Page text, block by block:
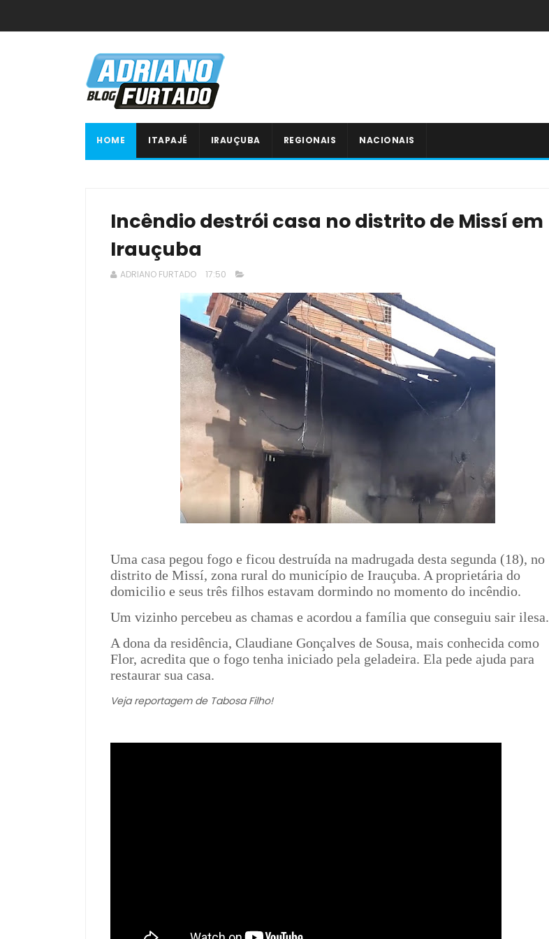
HOME ITAPAJÉ IRAUÇUBA REGIONAIS NACIONAIS
Incêndio destrói casa no distrito de Missí em
Irauçuba
ADRIANO FURTADO 17:50
Uma casa pegou fogo e ficou destruída na madrugada desta segunda (18), no
distrito de Missí, zona rural do município de Irauçuba. A proprietária do
domicilio e seus três filhos estavam dormindo no momento do incêndio.
Um vizinho percebeu as chamas e acordou a família que conseguiu sair ilesa.
A dona da residência, Claudiane Gonçalves de Sousa, mais conhecida como
Flor, acredita que o fogo tenha iniciado pela geladeira. Ela pede ajuda para
restaurar sua casa.
Veja reportagem de Tabosa Filho!